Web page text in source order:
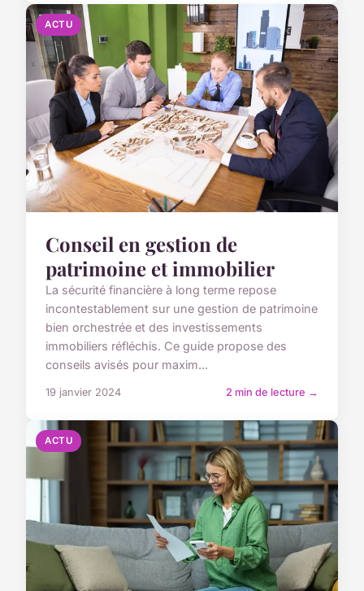
ACTU
Conseil en gestion de
patrimoine et immobilier
La sécurité financière à long terme repose
incontestablement sur une gestion de patrimoine
bien orchestrée et des investissements
immobiliers réfléchis. Ce guide propose des
conseils avisés pour maxim...
19 janvier 2024 2 min de lecture →
ACTU